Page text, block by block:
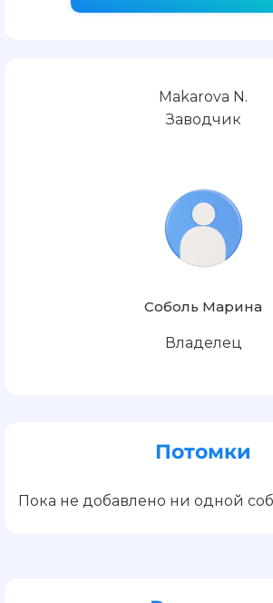
Makarova N.
Заводчик
Соболь Марина
Владелец
Потомки
Пока не добавлено ни одной